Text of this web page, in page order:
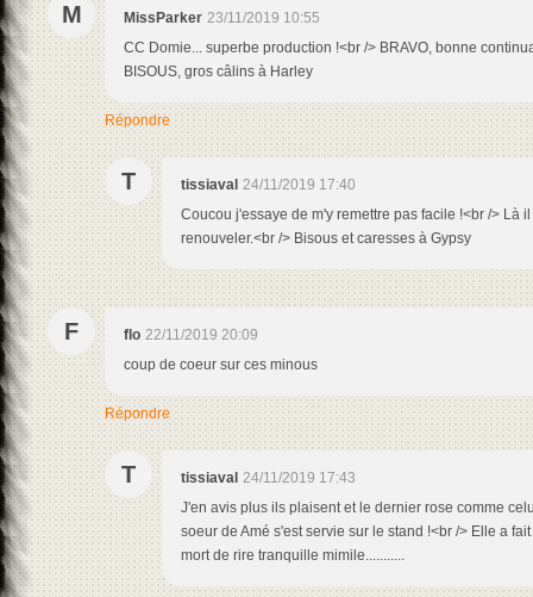
M MissParker 23/11/2019 10:55
CC Domie... superbe production !<br /> BRAVO, bonne
BISOUS, gros câlins à Harley
Répondre
T tissiaval 24/11/2019 17:40
Coucou j'essaye de m'y remettre pas facile !<br /> Là
renouveler.<br /> Bisous et caresses à Gypsy
F flo 22/11/2019 20:09
coup de coeur sur ces minous
Répondre
T tissiaval 24/11/2019 17:43
J'en avis plus ils plaisent et le dernier rose comme
soeur de Amé s'est servie sur le stand !<br /> Elle a
mort de rire tranquille mimile...........